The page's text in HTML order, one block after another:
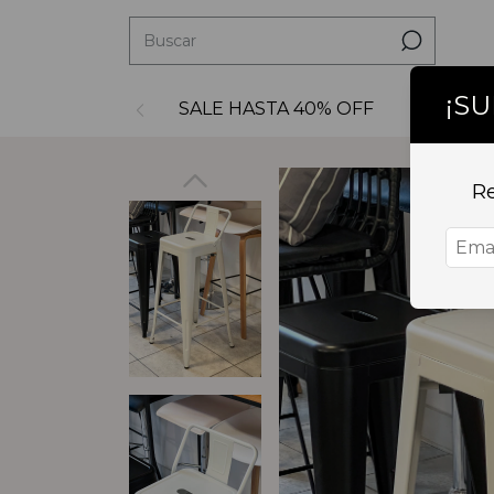
SALE HASTA 40% OFF